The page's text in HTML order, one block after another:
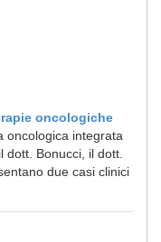
oncologiche
oncologica integrata
dott. Bonucci, il dott.
due casi clinici